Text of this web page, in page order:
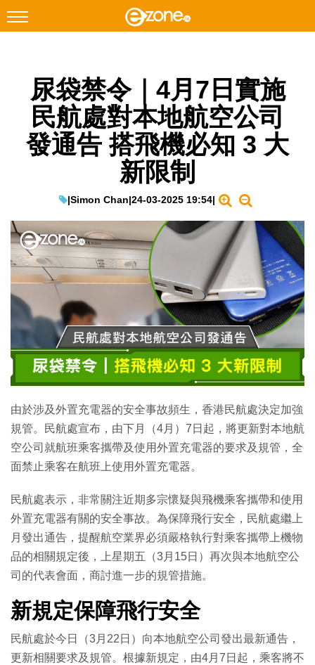
Facebook Instagram
科技焦點
網絡生活
EduTech
IT Times
生成式AI與雲端應用
Enterprise Digital Transformation
特集
尿袋禁令｜4月7日實施
民航處對本地航空公司
發通告 搭飛機必知 3 大
新限制
|Simon Chan|24-03-2025 19:54|
由於涉及外置充電器的安全事故頻生，香港民航處決定加強
規管。民航處宣布，由下月（4月）7日起，將更新對本地航
空公司就航班乘客攜帶及使用外置充電器的要求及規管，全
面禁止乘客在航班上使用外置充電器。
民航處表示，非常關注近期多宗懷疑與飛機乘客攜帶和使用
外置充電器有關的安全事故。為保障飛行安全，民航處繼上
月發出通告，提醒航空業界必須嚴格執行對乘客攜帶上機物
品的相關規定後，上星期五（3月15日）再次與本地航空公
司的代表會面，商討進一步的規管措施。
新規定保障飛行安全
民航處於今日（3月22日）向本地航空公司發出最新通告，
更新相關要求及規管。根據新規定，由4月7日起，乘客將不